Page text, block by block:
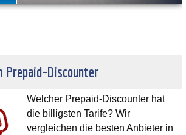
Prepaid-Discounter
Welcher Prepaid-Discounter hat
die billigsten Tarife? Wir
vergleichen die besten Anbieter in